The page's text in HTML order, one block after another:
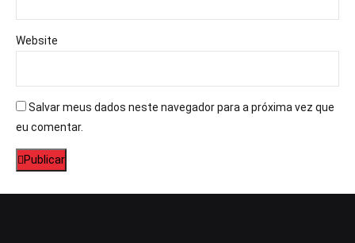
Website
Salvar meus dados neste navegador para a próxima vez que
eu comentar.
Publicar